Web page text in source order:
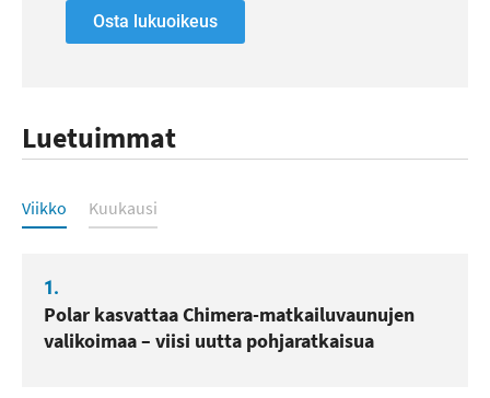
Osta lukuoikeus
Luetuimmat
Luetuimmat
Viikko Kuukausi
1.
Polar kasvattaa Chimera-matkailuvaunujen
valikoimaa – viisi uutta pohjaratkaisua